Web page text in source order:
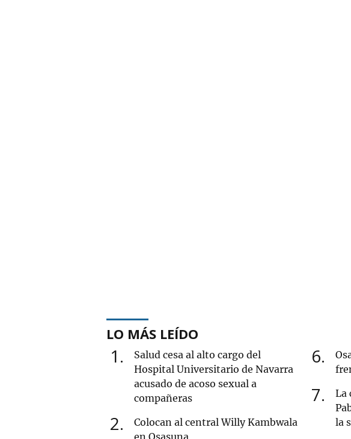
LO MÁS LEÍDO
1
Salud cesa al alto cargo del
Hospital Universitario de Navarra
acusado de acoso sexual a
compañeras
2
Colocan al central Willy Kambwala
en Osasuna
6
7
La
la